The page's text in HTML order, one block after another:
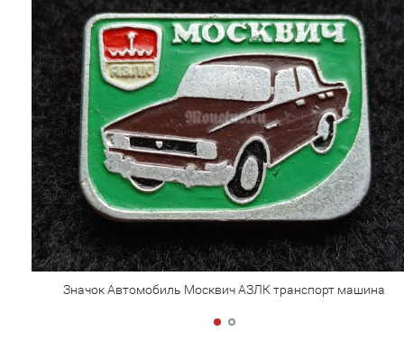
Значок Автомобиль Москвич АЗЛК транспорт машина